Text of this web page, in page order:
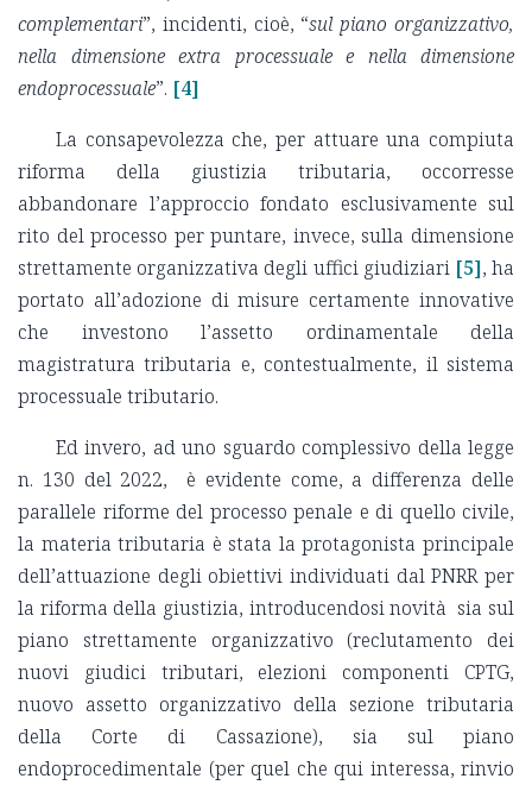
complementari”, incidenti, cioè, “sul piano organizzativo,
nella dimensione extra processuale e nella dimensione
endoprocessuale”. [4]
La consapevolezza che, per attuare una compiuta
riforma della giustizia tributaria, occorresse
abbandonare l’approccio fondato esclusivamente sul
rito del processo per puntare, invece, sulla dimensione
strettamente organizzativa degli uffici giudiziari [5], ha
portato all’adozione di misure certamente innovative
che investono l’assetto ordinamentale della
magistratura tributaria e, contestualmente, il sistema
processuale tributario.
Ed invero, ad uno sguardo complessivo della legge
n. 130 del 2022, è evidente come, a differenza delle
parallele riforme del processo penale e di quello civile,
la materia tributaria è stata la protagonista principale
dell’attuazione degli obiettivi individuati dal PNRR per
la riforma della giustizia, introducendosi novità sia sul
piano strettamente organizzativo (reclutamento dei
nuovi giudici tributari, elezioni componenti CPTG,
nuovo assetto organizzativo della sezione tributaria
della Corte di Cassazione), sia sul piano
endoprocedimentale (per quel che qui interessa, rinvio